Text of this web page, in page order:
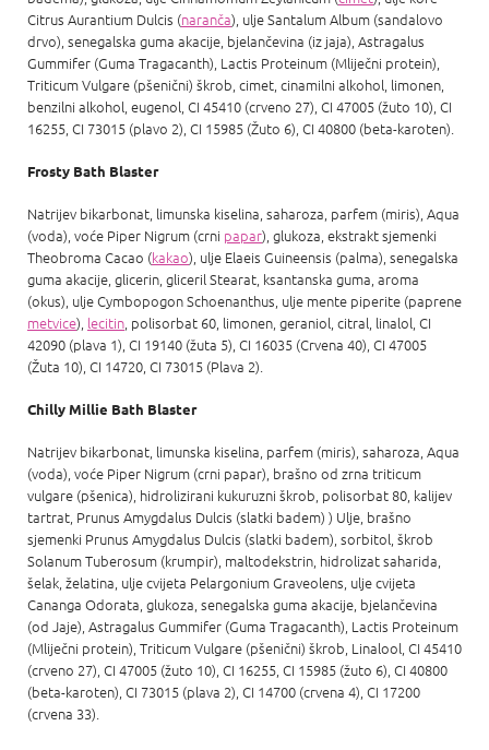
Citrus Aurantium Dulcis (naranča), ulje Santalum Album (sandalovo
drvo), senegalska guma akacije, bjelančevina (iz jaja), Astragalus
Gummifer (Guma Tragacanth), Lactis Proteinum (Mliječni protein),
Triticum Vulgare (pšenični) škrob, cimet, cinamilni alkohol, limonen,
benzilni alkohol, eugenol, CI 45410 (crveno 27), CI 47005 (žuto 10), CI
16255, CI 73015 (plavo 2), CI 15985 (Žuto 6), CI 40800 (beta-karoten).
Frosty Bath Blaster
Natrijev bikarbonat, limunska kiselina, saharoza, parfem (miris), Aqua
(voda), voće Piper Nigrum (crni papar), glukoza, ekstrakt sjemenki
Theobroma Cacao (kakao), ulje Elaeis Guineensis (palma), senegalska
guma akacije, glicerin, gliceril Stearat, ksantanska guma, aroma
(okus), ulje Cymbopogon Schoenanthus, ulje mente piperite (paprene
metvice), lecitin , polisorbat 60, limonen, geraniol, citral, linalol, CI
42090 (plava 1), CI 19140 (žuta 5), ​​CI 16035 (Crvena 40), CI 47005
(Žuta 10), CI 14720, CI 73015 (Plava 2).
Chilly Millie Bath Blaster
Natrijev bikarbonat, limunska kiselina, parfem (miris), saharoza, Aqua
(voda), voće Piper Nigrum (crni papar), brašno od zrna triticum
vulgare (pšenica), hidrolizirani kukuruzni škrob, polisorbat 80, kalijev
tartrat, Prunus Amygdalus Dulcis (slatki badem) ) Ulje, brašno
sjemenki Prunus Amygdalus Dulcis (slatki badem), sorbitol, škrob
Solanum Tuberosum (krumpir), maltodekstrin, hidrolizat saharida,
šelak, želatina, ulje cvijeta Pelargonium Graveolens, ulje cvijeta
Cananga Odorata, glukoza, senegalska guma akacije, bjelančevina
(od Jaje), Astragalus Gummifer (Guma Tragacanth), Lactis Proteinum
(Mliječni protein), Triticum Vulgare (pšenični) škrob, Linalool, CI 45410
(crveno 27), CI 47005 (žuto 10), CI 16255, CI 15985 (žuto 6), CI 40800
(beta-karoten), CI 73015 (plava 2), CI 14700 (crvena 4), CI 17200
(crvena 33).